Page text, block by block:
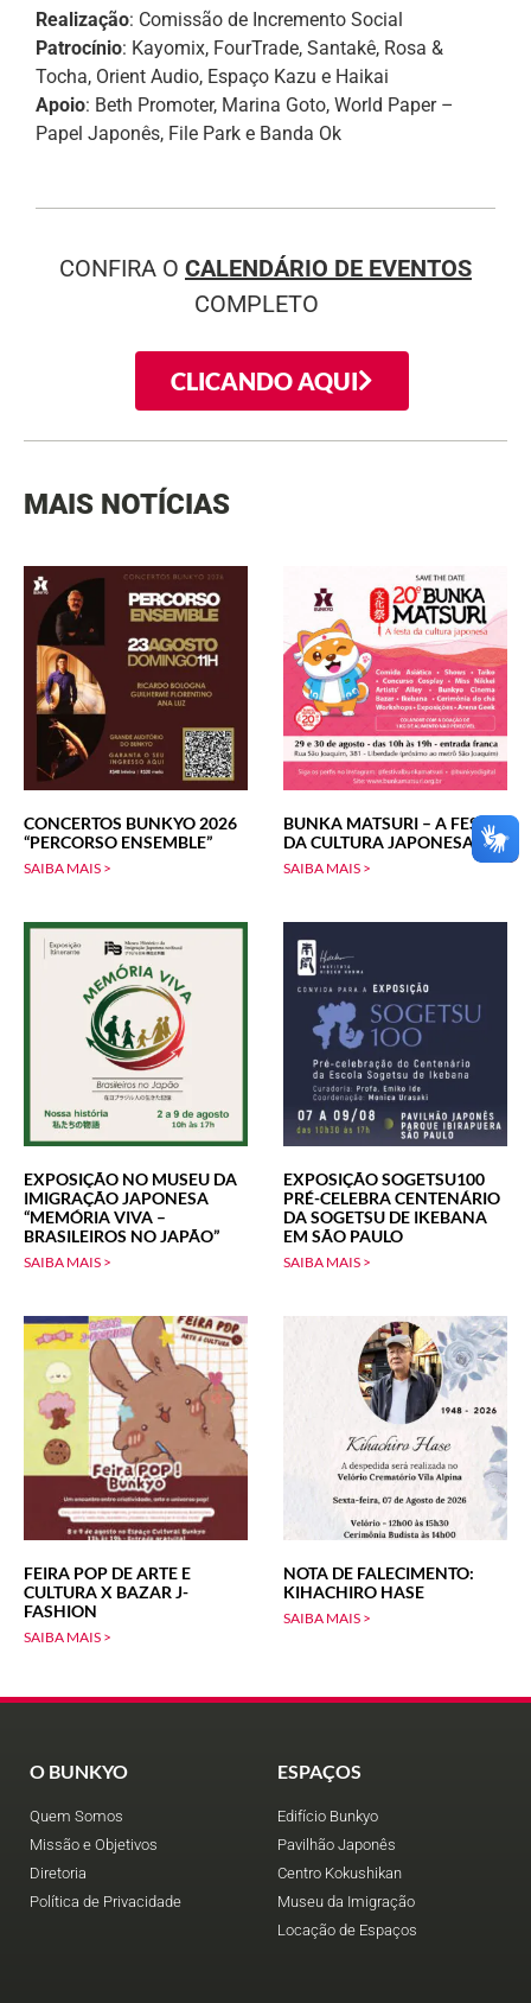
Realização: Comissão de Incremento Social
Patrocínio: Kayomix, FourTrade, Santakê, Rosa &
Tocha, Orient Audio, Espaço Kazu e Haikai
Apoio: Beth Promoter, Marina Goto, World Paper –
Papel Japonês, File Park e Banda Ok
CONFIRA O CALENDÁRIO DE EVENTOS
COMPLETO
CLICANDO AQUI
MAIS NOTÍCIAS
CONCERTOS BUNKYO 2026
“PERCORSO ENSEMBLE”
SAIBA MAIS >
BUNKA MATSURI – A FESTA
DA CULTURA JAPONESA
SAIBA MAIS >
EXPOSIÇÃO NO MUSEU DA
IMIGRAÇÃO JAPONESA
“MEMÓRIA VIVA –
BRASILEIROS NO JAPÃO”
SAIBA MAIS >
EXPOSIÇÃO SOGETSU100
PRÉ-CELEBRA CENTENÁRIO
DA SOGETSU DE IKEBANA
EM SÃO PAULO
SAIBA MAIS >
FEIRA POP DE ARTE E
CULTURA X BAZAR J-
FASHION
SAIBA MAIS >
NOTA DE FALECIMENTO:
KIHACHIRO HASE
SAIBA MAIS >
O BUNKYO
Quem Somos
Missão e Objetivos
Diretoria
Política de Privacidade
ESPAÇOS
Edifício Bunkyo
Pavilhão Japonês
Centro Kokushikan
Museu da Imigração
Locação de Espaços